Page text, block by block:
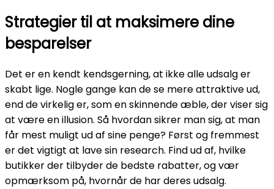
Strategier til at maksimere dine
besparelser
Det er en kendt kendsgerning, at ikke alle udsalg er
skabt lige. Nogle gange kan de se mere attraktive ud,
end de virkelig er, som en skinnende æble, der viser sig
at være en illusion. Så hvordan sikrer man sig, at man
får mest muligt ud af sine penge? Først og fremmest
er det vigtigt at lave sin research. Find ud af, hvilke
butikker der tilbyder de bedste rabatter, og vær
opmærksom på, hvornår de har deres udsalg.